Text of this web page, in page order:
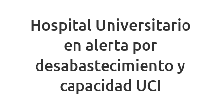
Hospital Universitario
en alerta por
desabastecimiento y
capacidad UCI